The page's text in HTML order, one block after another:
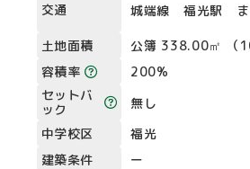
交通 城端線 福光駅 ま
土地面積
公簿 338.00㎡ （
容積率
200%
セットバ
ック
無し
中学校区
福光
建築条件
ー